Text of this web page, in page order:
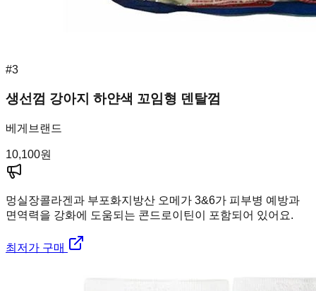
#3
생선껌 강아지 하얀색 꼬임형 덴탈껌
베게브랜드
10,100원
멍실장콜라겐과 부포화지방산 오메가 3&6가 피부병 예방과
면역력을 강화에 도움되는 콘드로이틴이 포함되어 있어요.
최저가 구매